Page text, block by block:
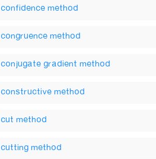
confidence method
congruence method
conjugate gradient method
constructive method
cut method
cutting method